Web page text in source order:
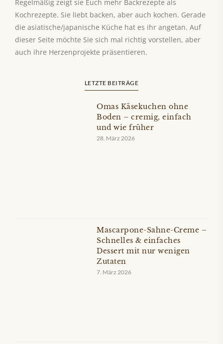
Regelmäßig zeigt sie Euch mehr Backrezepte als
Kochrezepte. Sie liebt backen, aber auch kochen. Gerade
die asiatische/japanische Küche hat es ihr angetan. Auf
dieser Seite möchte Sie sich mal richtig vorstellen, aber
auch ihre Herzenprojekte präsentieren.
LETZTE BEITRÄGE
Omas Käsekuchen ohne
Boden – cremig, einfach
und wie früher
28. März 2026
Mascarpone-Sahne-Creme –
Schnelles & einfaches
Dessert mit nur wenigen
Zutaten
7. März 2026